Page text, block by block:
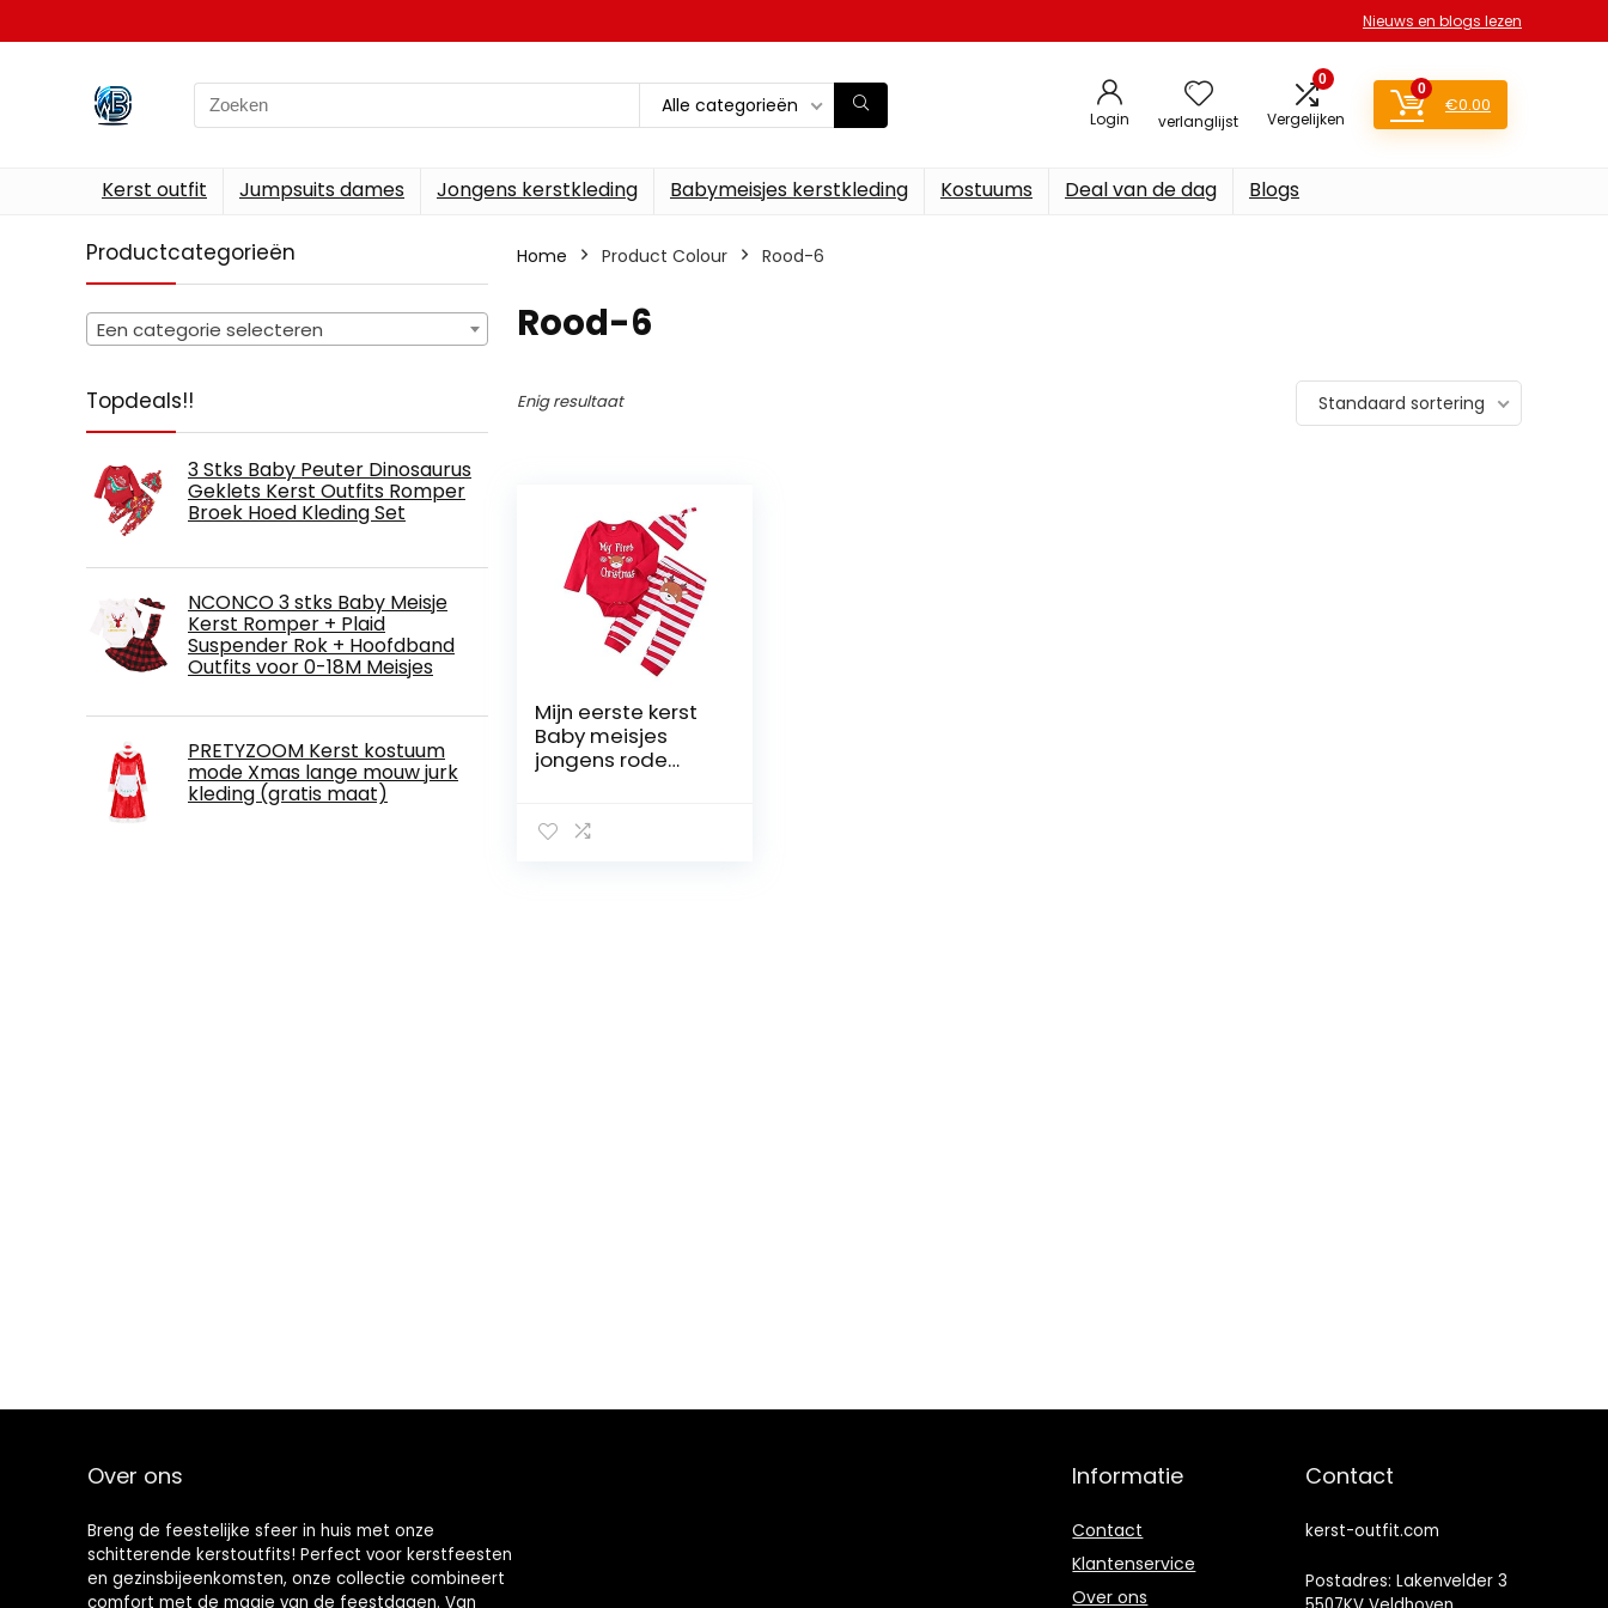
Nieuws en blogs lezen
Search
for:
Alle categorieën
Login verlanglijst
0
Vergelijken
0
€0.00
Kerst outfit Jumpsuits dames Jongens kerstkleding Babymeisjes kerstkleding Kostuums Deal van de dag Blogs
Productcategorieën
Een categorie selecteren
Topdeals!!
3 Stks Baby Peuter Dinosaurus
Geklets Kerst Outfits Romper
Broek Hoed Kleding Set
NCONCO 3 stks Baby Meisje
Kerst Romper + Plaid
Suspender Rok + Hoofdband
Outfits voor 0-18M Meisjes
PRETYZOOM Kerst kostuum
mode Xmas lange mouw jurk
kleding (gratis maat)
Home Product Colour ‎Rood-6
‎Rood-6
Enig resultaat Standaard sortering
Mijn eerste kerst
Baby meisjes
jongens rode
en hoed 3-delige
Over ons
Breng de feestelijke sfeer in huis met onze
schitterende kerstoutfits! Perfect voor kerstfeesten
en gezinsbijeenkomsten, onze collectie combineert
comfort met de magie van de feestdagen. Van
Informatie
Contact
Klantenservice
Over ons
Contact
kerst-outfit.com
Postadres: Lakenvelder 3